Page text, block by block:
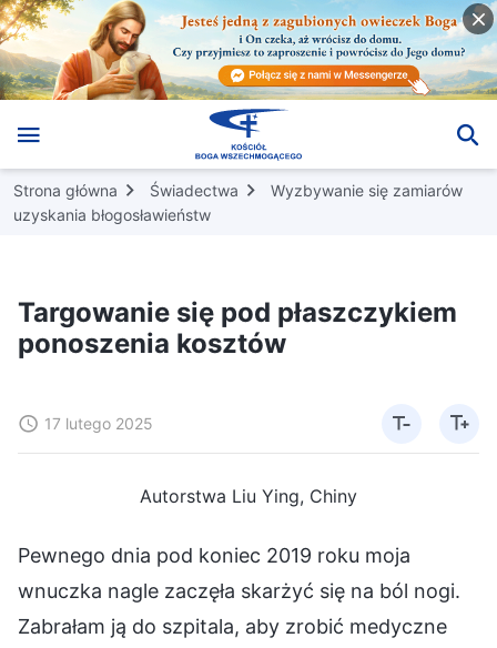
Strona główna Świadectwa
Wyzbywanie się zamiarów
uzyskania błogosławieństw
Targowanie się pod płaszczykiem
ponoszenia kosztów
17 lutego 2025
Autorstwa Liu Ying, Chiny
Pewnego dnia pod koniec 2019 roku moja
wnuczka nagle zaczęła skarżyć się na ból nogi.
Zabrałam ją do szpitala, aby zrobić medyczne